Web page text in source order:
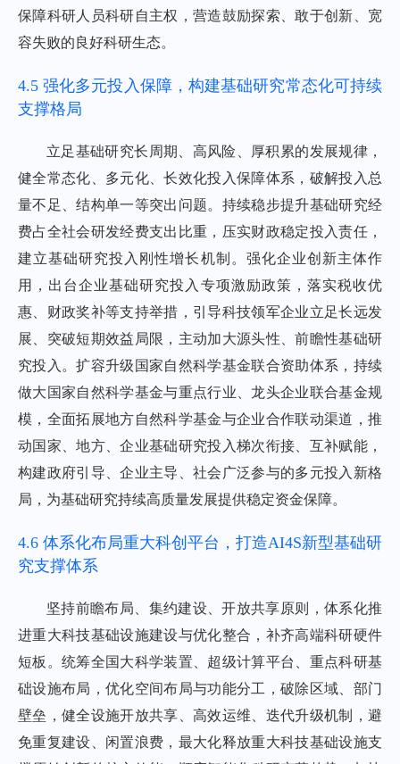
保障科研人员科研自主权，营造鼓励探索、敢于创新、宽
容失败的良好科研生态。
4.5 强化多元投入保障，构建基础研究常态化可持续
支撑格局
立足基础研究长周期、高风险、厚积累的发展规律，
健全常态化、多元化、长效化投入保障体系，破解投入总
量不足、结构单一等突出问题。持续稳步提升基础研究经
费占全社会研发经费支出比重，压实财政稳定投入责任，
建立基础研究投入刚性增长机制。强化企业创新主体作
用，出台企业基础研究投入专项激励政策，落实税收优
惠、财政奖补等支持举措，引导科技领军企业立足长远发
展、突破短期效益局限，主动加大源头性、前瞻性基础研
究投入。扩容升级国家自然科学基金联合资助体系，持续
做大国家自然科学基金与重点行业、龙头企业联合基金规
模，全面拓展地方自然科学基金与企业合作联动渠道，推
动国家、地方、企业基础研究投入梯次衔接、互补赋能，
构建政府引导、企业主导、社会广泛参与的多元投入新格
局，为基础研究持续高质量发展提供稳定资金保障。
4.6 体系化布局重大科创平台，打造AI4S新型基础研
究支撑体系
坚持前瞻布局、集约建设、开放共享原则，体系化推
进重大科技基础设施建设与优化整合，补齐高端科研硬件
短板。统筹全国大科学装置、超级计算平台、重点科研基
础设施布局，优化空间布局与功能分工，破除区域、部门
壁垒，健全设施开放共享、高效运维、迭代升级机制，避
免重复建设、闲置浪费，最大化释放重大科技基础设施支